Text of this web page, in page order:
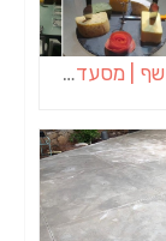
הניסים של השף | מסעדת שף בבית | ארוחות גורמה